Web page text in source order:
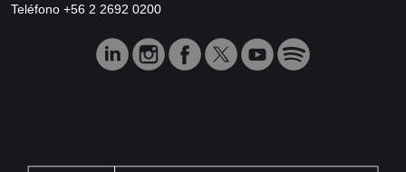
Teléfono +56 2 2692 0200